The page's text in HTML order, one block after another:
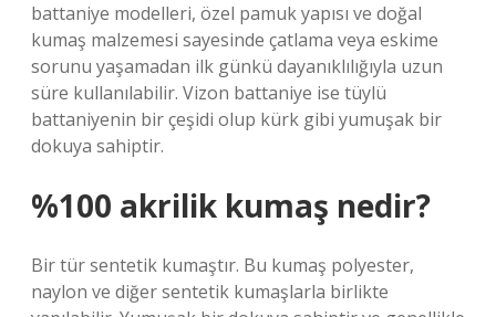
battaniye modelleri, özel pamuk yapısı ve doğal
kumaş malzemesi sayesinde çatlama veya eskime
sorunu yaşamadan ilk günkü dayanıklılığıyla uzun
süre kullanılabilir. Vizon battaniye ise tüylü
battaniyenin bir çeşidi olup kürk gibi yumuşak bir
dokuya sahiptir.
%100 akrilik kumaş nedir?
Bir tür sentetik kumaştır. Bu kumaş polyester,
naylon ve diğer sentetik kumaşlarla birlikte